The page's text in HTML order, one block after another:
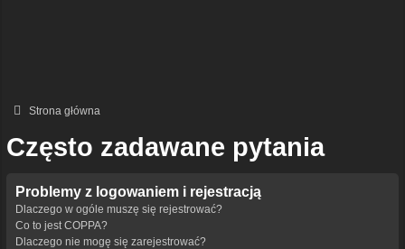
Strona główna
Często zadawane pytania
Problemy z logowaniem i rejestracją
Dlaczego w ogóle muszę się rejestrować?
Co to jest COPPA?
Dlaczego nie mogę się zarejestrować?